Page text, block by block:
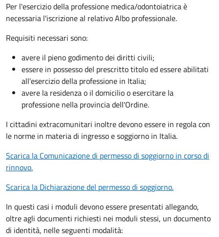
Per l'esercizio della professione medica/odontoiatrica è
necessaria l'iscrizione al relativo Albo professionale.
Requisiti necessari sono:
avere il pieno godimento dei diritti civili;
essere in possesso del prescritto titolo ed essere abilitati
all'esercizio della professione in Italia;
avere la residenza o il domicilio o esercitare la
professione nella provincia dell'Ordine.
I cittadini extracomunitari inoltre devono essere in regola con
le norme in materia di ingresso e soggiorno in Italia.
Scarica la Comunicazione di permesso di soggiorno in corso di
rinnovo.
Scarica la Dichiarazione del permesso di soggiorno.
In questi casi i moduli devono essere presentati allegando,
oltre agli documenti richiesti nei moduli stessi, un documento
di identità, nelle seguenti modalità: